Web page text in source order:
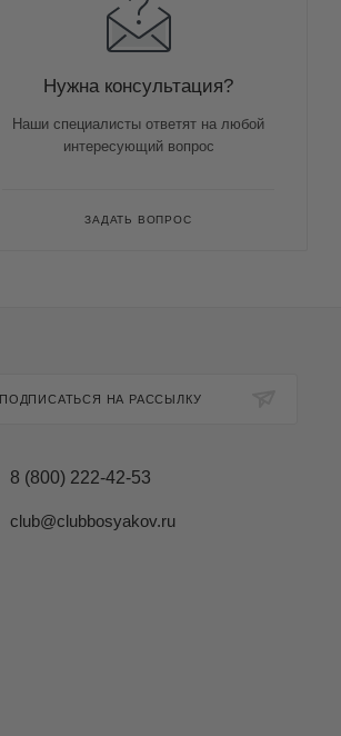
Нужна консультация?
Наши специалисты ответят на любой
интересующий вопрос
ЗАДАТЬ ВОПРОС
ПОДПИСАТЬСЯ НА РАССЫЛКУ
8 (800) 222-42-53
club@clubbosyakov.ru